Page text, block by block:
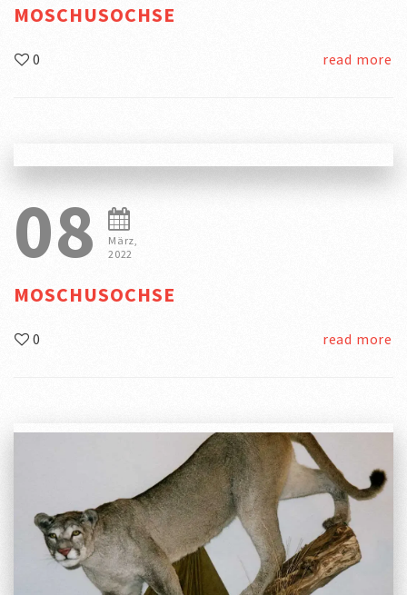
MOSCHUSOCHSE
0 read more
08
März,
2022
MOSCHUSOCHSE
0 read more